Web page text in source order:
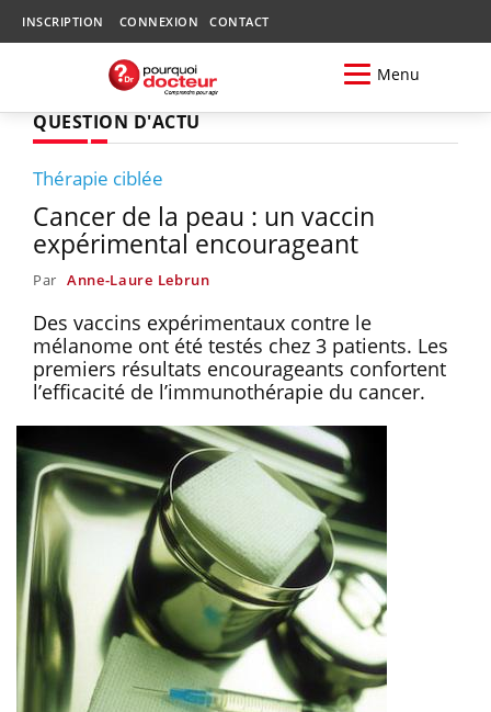
INSCRIPTION CONNEXION CONTACT
Menu
QUESTION D'ACTU
Thérapie ciblée
Cancer de la peau : un vaccin
expérimental encourageant
Par Anne-Laure Lebrun
Des vaccins expérimentaux contre le
mélanome ont été testés chez 3 patients. Les
premiers résultats encourageants confortent
l’efficacité de l’immunothérapie du cancer.